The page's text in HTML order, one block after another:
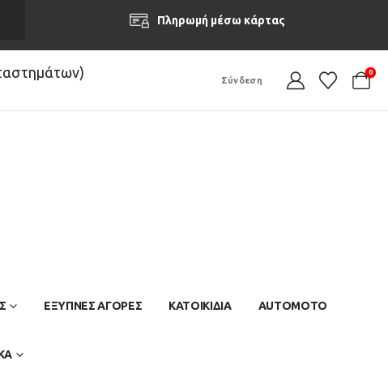
Πληρωμή μέσω κάρτας
Σύνδεση
0
ΕΞΥΠΝΕΣ ΑΓΟΡΕΣ ΚΑΤΟΙΚΙΔΙΑ AUTOMOTO